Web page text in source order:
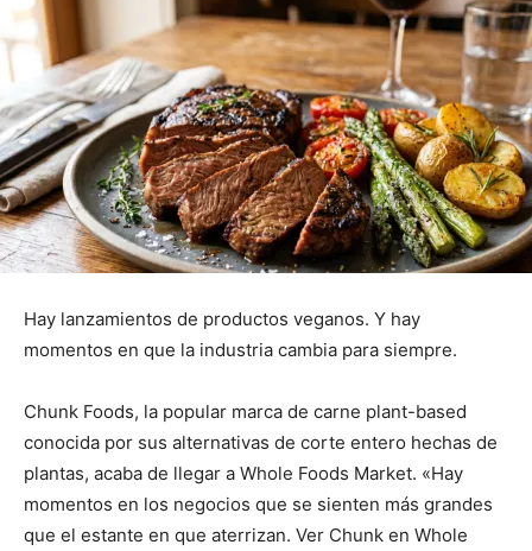
Hay lanzamientos de productos veganos. Y hay
momentos en que la industria cambia para siempre.
Chunk Foods, la popular marca de carne plant-based
conocida por sus alternativas de corte entero hechas de
plantas, acaba de llegar a Whole Foods Market. «Hay
momentos en los negocios que se sienten más grandes
que el estante en que aterrizan. Ver Chunk en Whole